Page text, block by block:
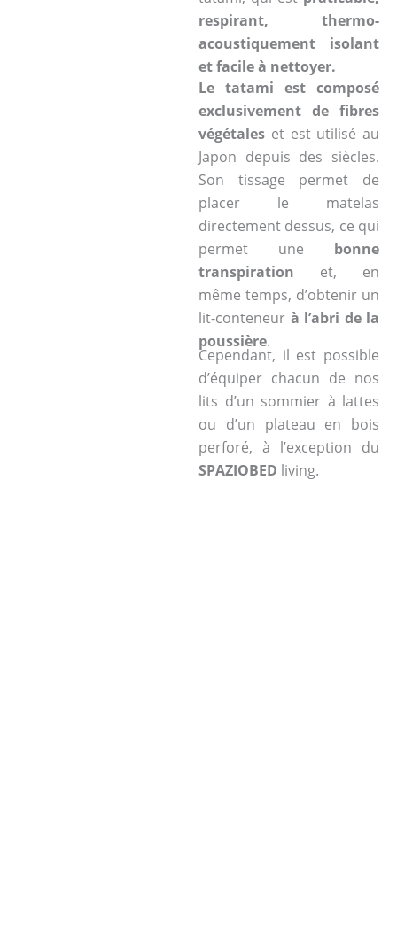
respirant, thermo-
acoustiquement isolant
et facile à nettoyer.
Le tatami est composé
exclusivement de fibres
végétales et est utilisé au
Japon depuis des siècles.
Son tissage permet de
placer le matelas
directement dessus, ce qui
permet une bonne
transpiration et, en
même temps, d’obtenir un
lit-conteneur à l’abri de la
poussière.
Cependant, il est possible
d’équiper chacun de nos
lits d’un sommier à lattes
ou d’un plateau en bois
perforé, à l’exception du
SPAZIOBED living.